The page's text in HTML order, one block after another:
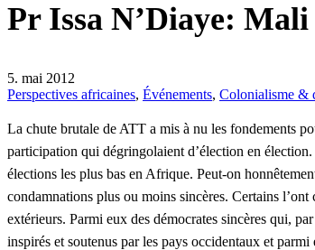
Pr Issa N’Diaye: Mali
5. mai 2012
Perspectives africaines, Événements, Colonialisme &
La chute brutale de ATT a mis à nu les fondements
participation qui dégringolaient d’élection en
élections les plus bas en Afrique. Peut-on
condamnations plus ou moins sincères. Certains
extérieurs. Parmi eux des démocrates sincères qui,
inspirés et soutenus par les pays occidentaux et